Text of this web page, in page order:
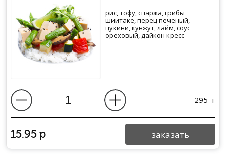
рис, тофу, спаржа, грибы
шиитаке, перец печеный,
цукини, кунжут, лайм, соус
ореховый, дайкон кресс
295 г
15.95р заказать